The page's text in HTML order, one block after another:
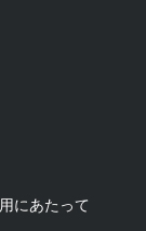
にあたって